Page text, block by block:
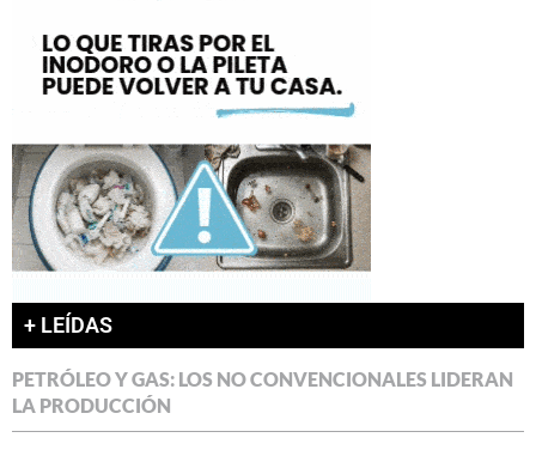
+ LEÍDAS
PETRÓLEO Y GAS: LOS NO CONVENCIONALES LIDERAN
LA PRODUCCIÓN